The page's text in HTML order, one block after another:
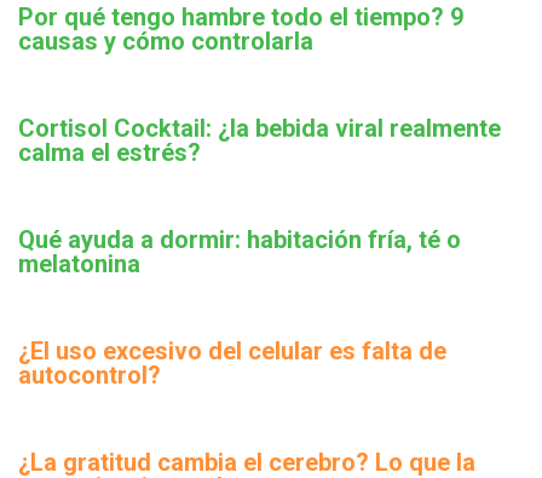
Por qué tengo hambre todo el tiempo? 9
causas y cómo controlarla
Cortisol Cocktail: ¿la bebida viral realmente
calma el estrés?
Qué ayuda a dormir: habitación fría, té o
melatonina
¿El uso excesivo del celular es falta de
autocontrol?
¿La gratitud cambia el cerebro? Lo que la